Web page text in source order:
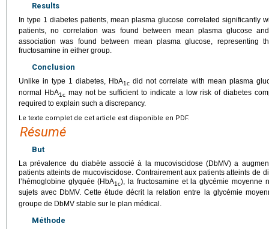
Results
In type 1 diabetes patients, mean plasma glucose correlated significantly
patients, no correlation was found between mean plasma glucose
association was found between mean plasma glucose, representing
fructosamine in either group.
Conclusion
Unlike in type 1 diabetes, HbA1c did not correlate with mean plasma
normal HbA1cmay not be sufficient to indicate a low risk of diabetes
required to explain such a discrepancy.
Le texte complet de cet article est disponible en PDF.
Résumé
But
La prévalence du diabète associé à la mucoviscidose (DbMV) a
patients atteints de mucoviscidose. Contrairement aux patients atteints de
l’hémoglobine glyquée (HbA1c), la fructosamine et la glycémie moyenne
sujets avec DbMV. Cette étude décrit la relation entre la glycémie
groupe de DbMV stable sur le plan médical.
Méthode